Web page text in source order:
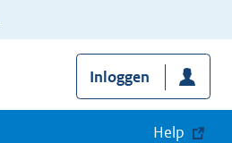
Inloggen
Help